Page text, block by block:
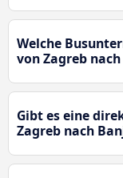
Welche
von Zagreb
Gibt es eine
Zagreb nach